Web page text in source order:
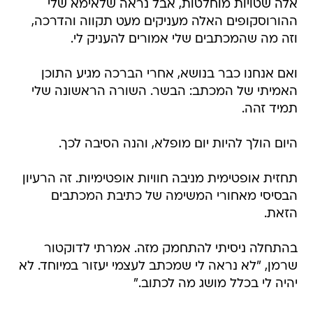
אלה שטויות מוחלטות, אבל נראה שלאימא שלי
ההורוסקופים האלה מעניקים מעט תקווה והדרכה,
וזה מה שהמכתבים שלי אמורים להעניק לי.
ואם אנחנו כבר בנושא, אחרי הברכה מגיע התוכן
האמיתי של המכתב: הבשר. השורה הראשונה שלי
תמיד זהה.
היום הולך להיות יום מופלא, והנה הסיבה לכך.
תחזית אופטימית מניבה חוויות אופטימיות. זה הרעיון
הבסיסי מאחורי המשימה של כתיבת המכתבים
הזאת.
בהתחלה ניסיתי להתחמק מזה. אמרתי לדוקטור
שרמן, "לא נראה לי שמכתב לעצמי יעזור במיוחד. לא
יהיה לי בכלל מושג מה לכתוב."